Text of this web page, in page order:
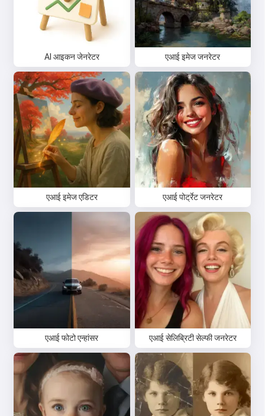
AI आइकन जेनरेटर एआई इमेज जनरेटर
एआई इमेज एडिटर एआई पोर्ट्रेट जनरेटर
एआई फोटो एन्हांसर एआई सेलिब्रिटी सेल्फी जनरेटर